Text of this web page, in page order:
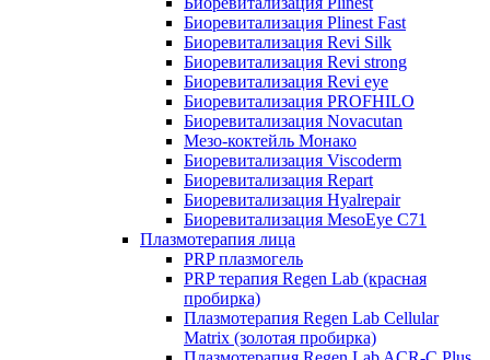
Биоревитализация Plinest Fast
Биоревитализация Revi Silk
Биоревитализация Revi strong
Биоревитализация Revi eye
Биоревитализация PROFHILO
Биоревитализация Novacutan
Мезо-коктейль Монако
Биоревитализация Viscoderm
Биоревитализация Repart
Биоревитализация Hyalrepair
Биоревитализация MesoEye C71
Плазмотерапия лица
PRP плазмогель
PRP терапия Regen Lab (красная
пробирка)
Плазмотерапия Regen Lab Cellular
Matrix (золотая пробирка)